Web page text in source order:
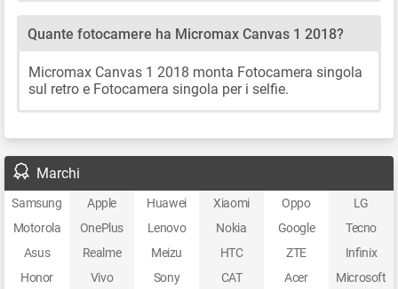
Quante fotocamere ha Micromax Canvas 1 2018?
Micromax Canvas 1 2018 monta Fotocamera singola
sul retro e Fotocamera singola per i selfie.
Marchi
Samsung Apple Huawei Xiaomi Oppo
LG
Motorola
OnePlus Lenovo Nokia Google
Tecno
Asus
Realme Meizu HTC ZTE
Infinix
Honor
Vivo Sony CAT Acer
Microsoft